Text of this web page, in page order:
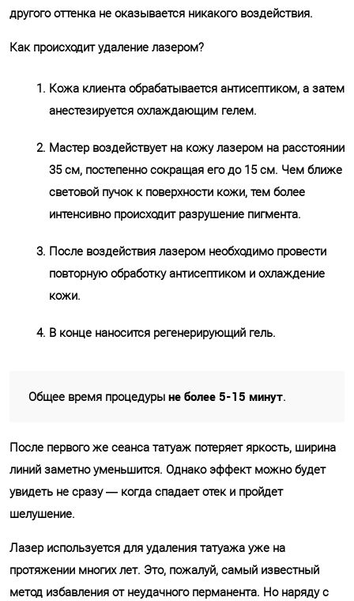
другого оттенка не оказывается никакого воздействия.
Как происходит удаление лазером?
Кожа клиента обрабатывается антисептиком, а затем
анестезируется охлаждающим гелем.
Мастер воздействует на кожу лазером на расстоянии
35 см, постепенно сокращая его до 15 см. Чем ближе
световой пучок к поверхности кожи, тем более
интенсивно происходит разрушение пигмента.
После воздействия лазером необходимо провести
повторную обработку антисептиком и охлаждение
кожи.
В конце наносится регенерирующий гель.
Общее время процедуры не более 5-15 минут.
После первого же сеанса татуаж потеряет яркость, ширина
линий заметно уменьшится. Однако эффект можно будет
увидеть не сразу — когда спадает отек и пройдет
шелушение.
Лазер используется для удаления татуажа уже на
протяжении многих лет. Это, пожалуй, самый известный
метод избавления от неудачного перманента. Но наряду с